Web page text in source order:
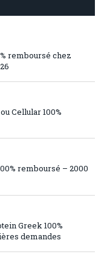
remboursé chez
Cellular 100%
remboursé – 2000
Greek 100%
demandes